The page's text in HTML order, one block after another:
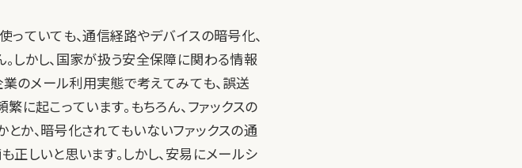
ていても、通信経路やデバイスの暗号化、
しかし、国家が扱う安全保障に関わる情報
業のメール利用実態で考えてみても、誤送
に起こっています。もちろん、ファックスの
か、暗号化されてもいないファックスの通
しいと思います。しかし、安易にメールシ